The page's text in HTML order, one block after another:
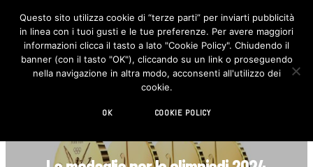
F
c
e
b
o
I
n
s
t
Questo sito utilizza cookie di “terze parti” per inviarti pubblicità
in linea con i tuoi gusti e le tue preferenze. Per avere maggiori
informazioni clicca il tasto a lato "Cookie Policy". Chiudendo il
banner (con il tasto "OK"), cliccando su un link o proseguendo
nella navigazione in altra modo, acconsenti all'utilizzo dei
cookie.
OK COOKIE POLICY